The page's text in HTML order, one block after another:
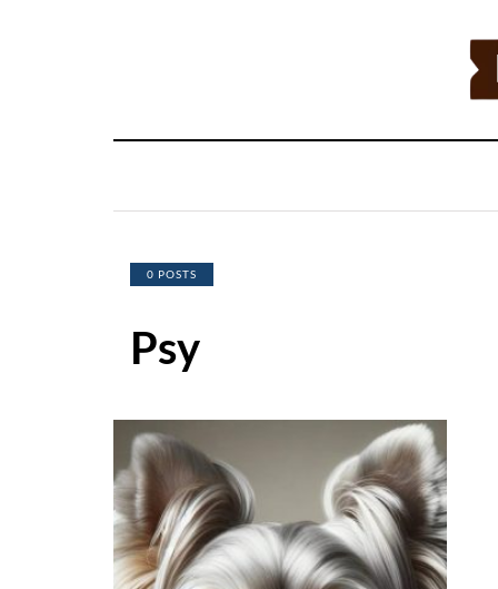
0 POSTS
Psy